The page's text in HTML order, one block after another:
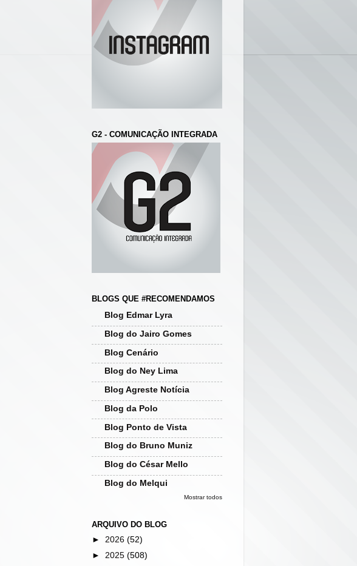
G2 - COMUNICAÇÃO INTEGRADA
BLOGS QUE #RECOMENDAMOS
Blog Edmar Lyra
Blog do Jairo Gomes
Blog Cenário
Blog do Ney Lima
Blog Agreste Notícia
Blog da Polo
Blog Ponto de Vista
Blog do Bruno Muniz
Blog do César Mello
Blog do Melqui
Mostrar todos
ARQUIVO DO BLOG
► 2026 (52)
► 2025 (508)